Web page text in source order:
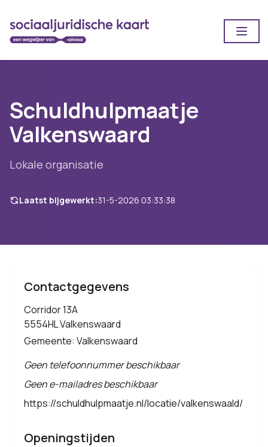
Schuldhulpmaatje
Valkenswaard
Lokale organisatie
Laatst bijgewerkt:31-5-2026 03:33:38
Contactgegevens
Corridor 13A
5554HL Valkenswaard
Gemeente: Valkenswaard
Geen telefoonnummer beschikbaar
Geen e-mailadres beschikbaar
https://schuldhulpmaatje.nl/locatie/valkenswaald/
Openingstijden